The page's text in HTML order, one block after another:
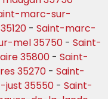
marc-sur-
- Saint-marc-
mel 35750 - Saint-
35800 - Saint-
35270 - Saint-
just 35550 - Saint-